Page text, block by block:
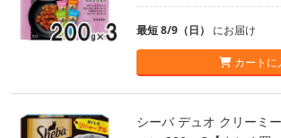
最短 8/9（日） にお届け
カートに
シーバ デュオ クリーミ